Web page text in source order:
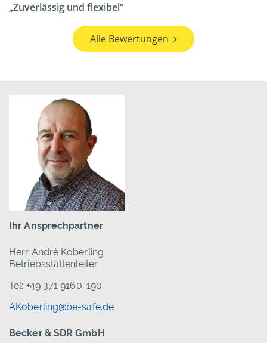
Zuverlässig und flexibel
Alle Bewertungen
Ihr Ansprechpartner
Herr Andrè Koberling
Betriebsstättenleiter
Tel: +49 371 9160-190
AKoberling@be-safe.de
Becker & SDR GmbH